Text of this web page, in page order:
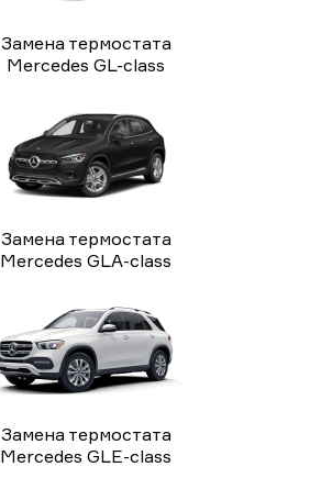
Замена термостата
Mercedes GL-class
Замена термостата
Mercedes GLA-class
Замена термостата
Mercedes GLE-class